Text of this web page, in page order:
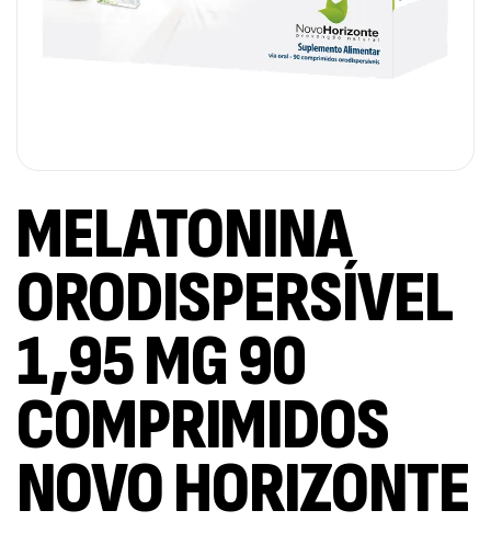
MELATONINA
ORODISPERSÍVEL
1,95 MG 90
COMPRIMIDOS
NOVO HORIZONTE